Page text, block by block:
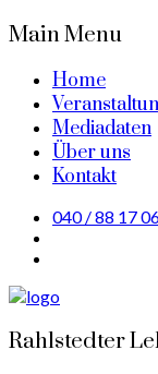
Main Menu
Home
Mediadaten
Über uns
Kontakt
040 / 88 17
Rahlstedter